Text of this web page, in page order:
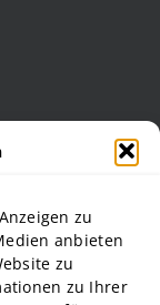
zu
anbieten
zu
zu Ihrer